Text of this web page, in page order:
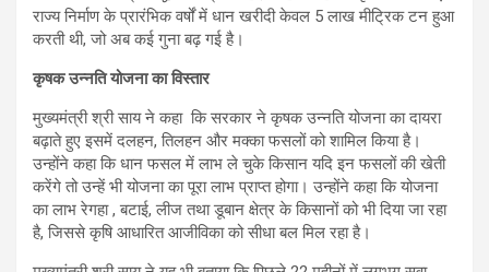
राज्य निर्माण के प्रारंभिक वर्षों में धान खरीदी केवल 5 लाख मीट्रिक टन हुआ
करती थी, जो अब कई गुना बढ़ गई है।
कृषक उन्नति योजना का विस्तार
मुख्यमंत्री श्री साय ने कहा कि सरकार ने कृषक उन्नति योजना का दायरा
बढ़ाते हुए इसमें दलहन, तिलहन और मक्का फसलों को शामिल किया है।
उन्होंने कहा कि धान फसल में लाभ ले चुके किसान यदि इन फसलों की खेती
करेंगे तो उन्हें भी योजना का पूरा लाभ प्राप्त होगा। उन्होंने कहा कि योजना
का लाभ रेगहा , बटाई, लीज तथा डूबान क्षेत्र के किसानों को भी दिया जा रहा
है, जिससे कृषि आधारित आजीविका को सीधा बल मिल रहा है।